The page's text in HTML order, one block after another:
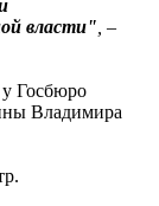
власти" –
Госбюро
Владимира